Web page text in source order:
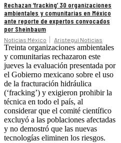
Rechazan ‘fracking’ 30 organizaciones
ambientales y comunitarias en México
ante reporte de expertos convocados
por Sheinbaum
Noticias México Aristegui Noticias
Treinta organizaciones ambientales
y comunitarias rechazaron este
jueves la evaluación presentada por
el Gobierno mexicano sobre el uso
de la fracturación hidráulica
(‘fracking’) y exigieron prohibir la
técnica en todo el país, al
considerar que el comité científico
excluyó a las poblaciones afectadas
y no demostró que las nuevas
tecnologías eliminen los riesgos.